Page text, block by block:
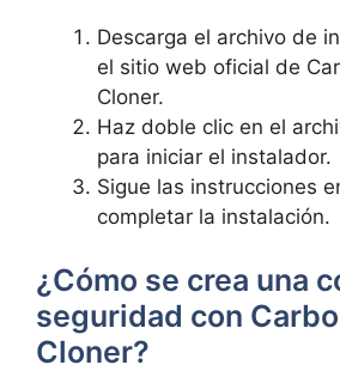
Descarga el‍ archivo de⁣
el sitio web oficial de
Cloner.
Haz doble clic en‌ el
para iniciar el instalador.
Sigue las instrucciones
completar ​la instalación.
¿Cómo se crea una
seguridad con
⁤Cloner?